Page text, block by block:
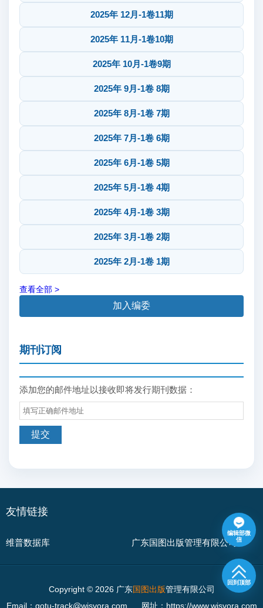
2025年 12月-1卷11期
2025年 11月-1卷10期
2025年 10月-1卷9期
2025年 9月-1卷 8期
2025年 8月-1卷 7期
2025年 7月-1卷 6期
2025年 6月-1卷 5期
2025年 5月-1卷 4期
2025年 4月-1卷 3期
2025年 3月-1卷 2期
2025年 2月-1卷 1期
查看全部 >
加入编委
期刊订阅
添加您的邮件地址以接收即将发行期刊数据：
友情链接
维普数据库 广东国图出版管理有限公司
Copyright © 2026 广东国图出版管理有限公司
Email：gotu-track@wisvora.com
网址：https://www.wisvora.com
编辑部微
信
回到顶部